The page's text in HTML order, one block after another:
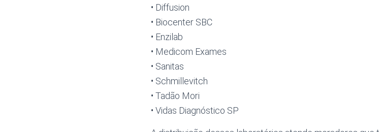
• Diffusion
• Biocenter SBC
• Enzilab
• Medicom Exames
• Sanitas
• Schmillevitch
• Tadão Mori
• Vidas Diagnóstico SP